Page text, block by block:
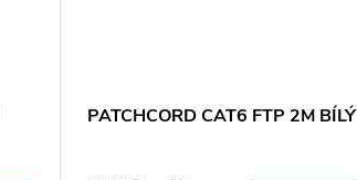
PATCHCORD CAT6 FTP 2M BÍLÝ